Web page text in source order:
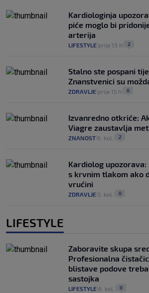
Kardiologinja
piće moglo bi
arterija
LIFESTYLE prije 13 h 2
Stalno ste pospani
Znanstvenici su
ZDRAVLJE prije 15 h 0
Izvanredno otkriće:
Viagre zaustavlja
ZNANOST 6. kol. 2
Kardiolog upozorava:
s krvnim tlakom ako
vrućini
ZDRAVLJE 5. kol. 0
LIFESTYLE
Zaboravite skupa
Profesionalna
blistave podove
sastojka
LIFESTYLE 6. kol. 0